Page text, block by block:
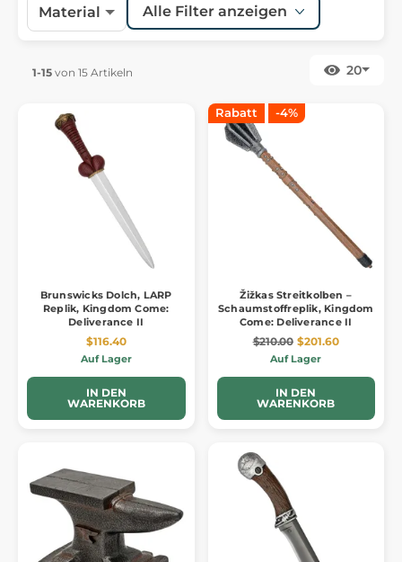
Material Alle Filter anzeigen
1-15 von 15 Artikeln 20
Brunswicks Dolch, LARP
Replik, Kingdom Come:
Deliverance II
$116.40
Auf Lager
IN DEN
WARENKORB
Rabatt -4%
Žižkas Streitkolben –
Schaumstoffreplik, Kingdom
Come: Deliverance II
$210.00 $201.60
Auf Lager
IN DEN
WARENKORB